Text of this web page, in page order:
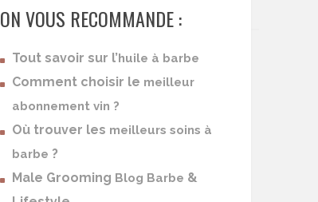
ON VOUS RECOMMANDE :
Tout savoir sur l’ huile à barbe
Comment choisir le meilleur
abonnement vin ?
Où trouver les meilleurs soins à
barbe ?
Male Grooming Blog Barbe &